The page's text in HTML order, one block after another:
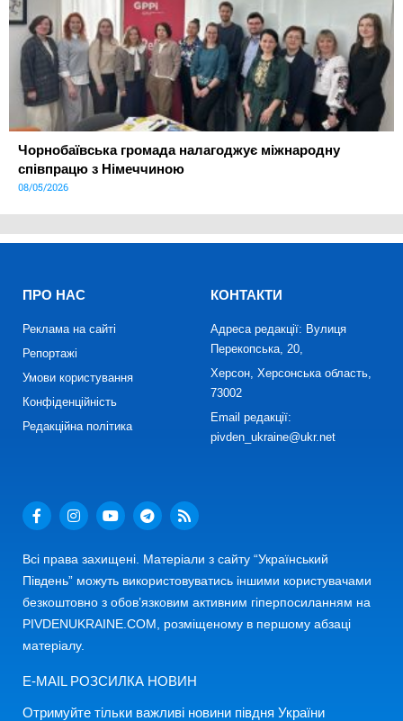
Чорнобаївська громада налагоджує міжнародну
співпрацю з Німеччиною
08/05/2026
ПРО НАС
Реклама на сайті
Репортажі
Умови користування
Конфіденційність
Редакційна політика
КОНТАКТИ
Адреса редакції: Вулиця
Перекопська, 20,
Херсон, Херсонська область,
73002
Email редакції:
pivden_ukraine@ukr.net
Всі права захищені. Матеріали з сайту “Український
Південь” можуть використовуватись іншими користувачами
безкоштовно з обов’язковим активним гіперпосиланням на
PIVDENUKRAINE.COM, розміщеному в першому абзаці
матеріалу.
E-MAIL РОЗСИЛКА НОВИН
Отримуйте тільки важливі новини півдня України